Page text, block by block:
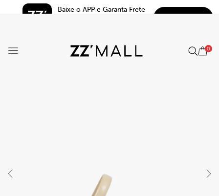
Baixe o APP e Garanta Frete
0